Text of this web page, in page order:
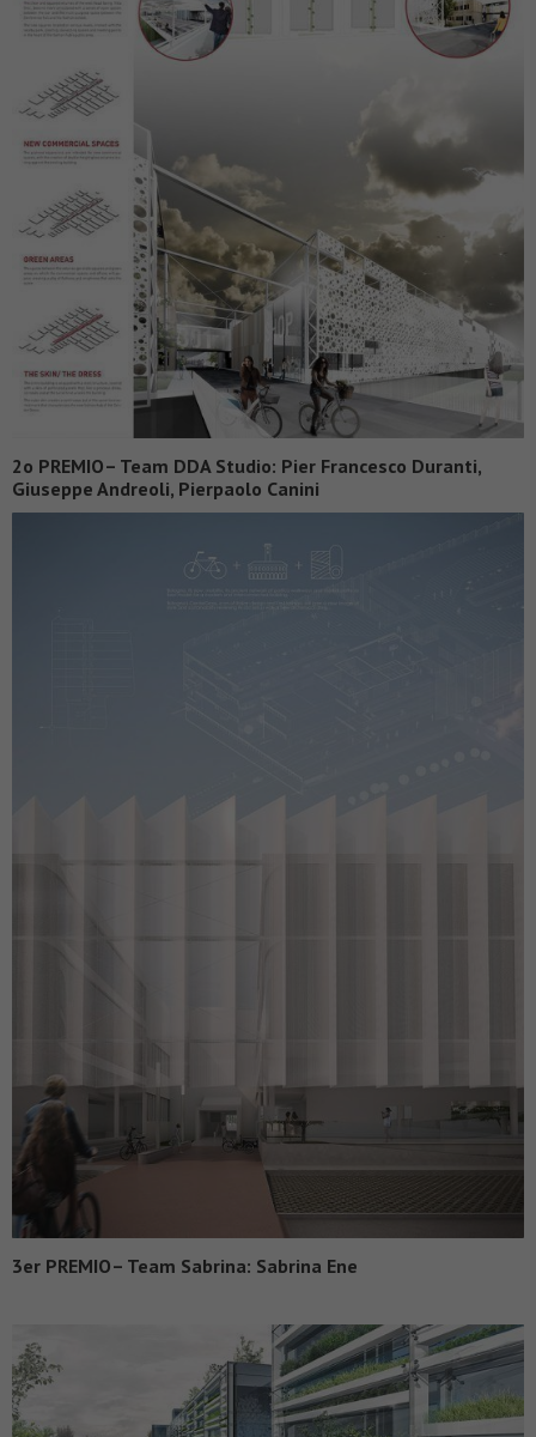
2o PREMIO– Team DDA Studio: Pier Francesco Duranti,
Giuseppe Andreoli, Pierpaolo Canini
3er PREMIO– Team Sabrina: Sabrina Ene